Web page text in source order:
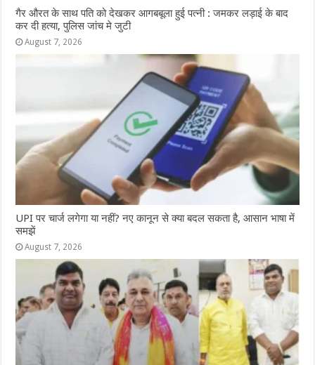
गैर औरत के साथ पति को देखकर आगबबूला हुई पत्नी : जमकर लड़ाई के बाद
कर दी हत्या, पुलिस जांच मे जुटी
August 7, 2026
UPI पर चार्ज लगेगा या नहीं? नए कानून से क्या बदल सकता है, आसान भाषा में
समझें
August 7, 2026